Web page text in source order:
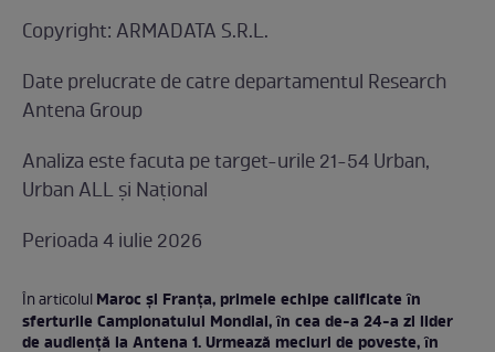
Copyright: ARMADATA S.R.L.
Date prelucrate de catre departamentul Research
Antena Group
Analiza este facuta pe target-urile 21-54 Urban,
Urban ALL și Național
Perioada 4 iulie 2026
În articolulMaroc și Franţa, primele echipe calificate ȋn
sferturile Campionatului Mondial, ȋn cea de-a 24-a zi lider
de audienţă la Antena 1. Urmează meciuri de poveste, ȋn